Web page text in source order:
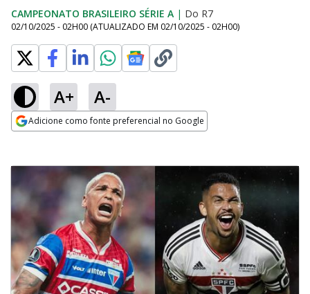
CAMPEONATO BRASILEIRO SÉRIE A | Do R7
02/10/2025 - 02H00 (ATUALIZADO EM 02/10/2025 - 02H00)
A+ A-
Adicione como fonte preferencial no Google